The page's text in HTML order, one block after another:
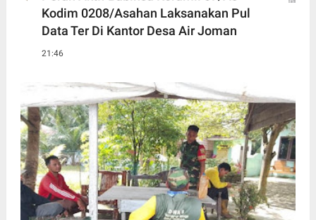
Kodim 0208/Asahan Laksanakan Pul
Data Ter Di Kantor Desa Air Joman
21:46